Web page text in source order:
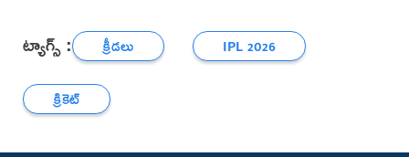
ట్యాగ్స్ : క్రీడలు
IPL 2026
క్రికెట్